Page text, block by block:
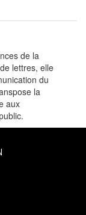
de la
lettres, elle
du
la
aux